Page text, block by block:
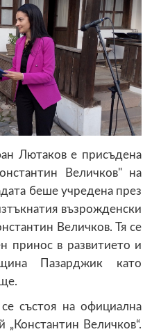
Лютаков е присъдена
Величков" на
беше учредена през
възрожденски
Величков. Тя се
принос в развитието и
Пазарджик като
състоя на официална
Величков“.